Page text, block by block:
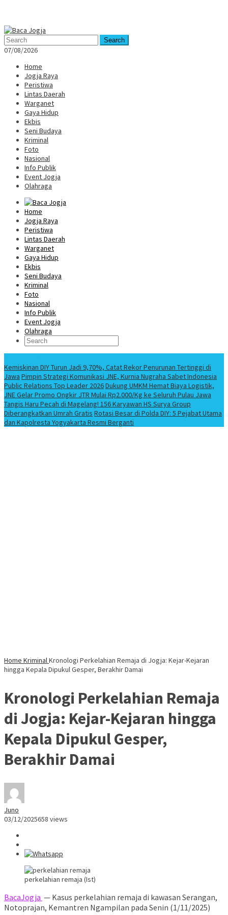
Mobile
Menu
Search
07/08/2026
Home
Jogja Raya
Peristiwa
Lintas Daerah
Warganet
Gaya Hidup
Ekbis
Seni Budaya
Kriminal
Foto
Nasional
Info Publik
Event Jogja
Olahraga
Home
Jogja Raya
Peristiwa
Lintas Daerah
Warganet
Gaya Hidup
Ekbis
Seni Budaya
Kriminal
Foto
Nasional
Info Publik
Event Jogja
Olahraga
Kemiskinan DIY Turun Jadi 9,70%, Catat Rekor Penurunan Tertinggi di
Jawa Pimpin Strategi Komunikasi JNE, Kurnia Nugraha Sabet Indonesia
Public Relations Top Leader 2026Dukung UMKM Hemat Biaya Logistik,
JNE Gelar Promo Ongkir JTR Mulai Rp2.000/Kg ke Seluruh Pulau Jawa
Tangis Haru Pecah di Magelang! 156 Karyawan HS Surya Group
Diberangkatkan Umrah Gratis Rotasi Besar di Polda DIY: 5 Pejabat Utama
dan Kapolresta Yogyakarta Resmi Berganti
Home KriminalKronologi Perkelahian Remaja di Jogja: Kejar-Kejaran
hingga Kepala Dipukul Gesper, Berakhir Damai
Kronologi Perkelahian Remaja
di Jogja: Kejar-Kejaran hingga
Kepala Dipukul Gesper,
Berakhir Damai
Juno
03/12/2025658 views
perkelahian remaja (Ist)
BacaJogja — Kasus perkelahian remaja di kawasan Serangan,
Notoprajan, Kemantren Ngampilan pada Senin (1/11/2025)